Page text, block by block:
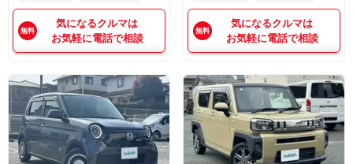
気になるクルマは
お気軽に電話で相談
気になるクルマは
お気軽に電話で相談